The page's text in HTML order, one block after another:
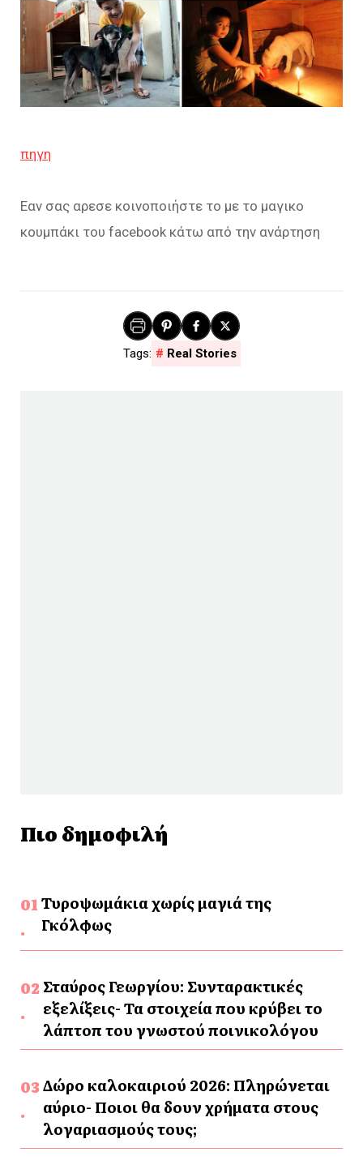
πηγη
Εαν σας αρεσε κοινοποιήστε το με το μαγικο
κουμπάκι του facebook κάτω από την ανάρτηση
Real Stories
Πιο δημοφιλή
Τυροψωμάκια χωρίς μαγιά της
Γκόλφως
Σταύρος Γεωργίου: Συνταρακτικές
εξελίξεις- Τα στοιχεία που κρύβει το
λάπτοπ του γνωστού ποινικολόγου
Δώρο καλοκαιριού 2026: Πληρώνεται
αύριο- Ποιοι θα δουν χρήματα στους
λογαριασμούς τους;